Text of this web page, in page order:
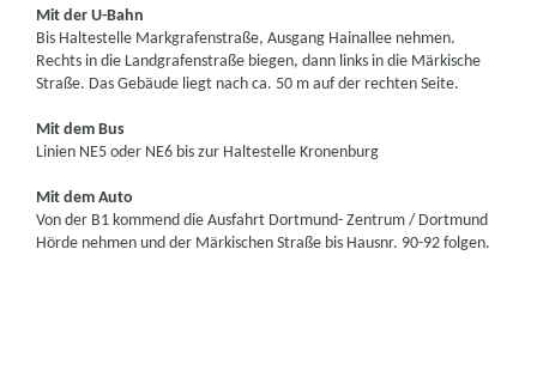
Mit der U-Bahn
Bis Haltestelle Markgrafenstraße, Ausgang Hainallee nehmen.
Rechts in die Landgrafenstraße biegen, dann links in die Märkische
Straße. Das Gebäude liegt nach ca. 50 m auf der rechten Seite.
Mit dem Bus
Linien NE5 oder NE6 bis zur Haltestelle Kronenburg
Mit dem Auto
Von der B1 kommend die Ausfahrt Dortmund- Zentrum / Dortmund
Hörde nehmen und der Märkischen Straße bis Hausnr. 90-92 folgen.